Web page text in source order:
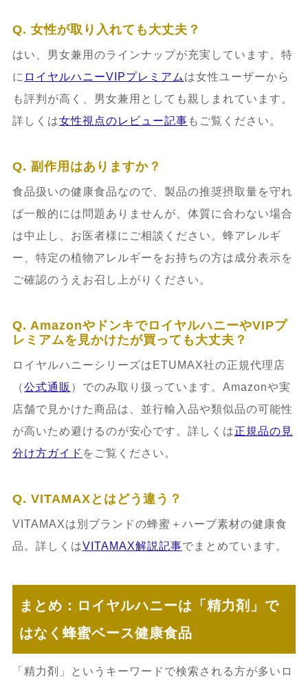
Q. 女性が取り入れても大丈夫？
はい、男女兼用のラインナップが充実しています。特
に ロイヤルハニーVIPプレミアム は女性ユーザーから
も評判が高く、男女兼用としても親しまれています。
詳しくは女性視点のレビュー記事 もご覧ください。
Q. 副作用はありますか？
食品扱いの健康食品なので、製品の推奨摂取量を守れ
ば一般的には問題ありませんが、体質に合わない場合
は中止し、お医者様にご相談ください。蜂アレルギ
ー、特定の植物アレルギーをお持ちの方は成分表示を
ご確認のうえお召し上がりください。
Q. AmazonやドンキでロイヤルハニーやVIPプ
レミアムを見かけたが買っても大丈夫？
ロイヤルハニーシリーズはETUMAX社の正規代理店
（公式通販 ）でのみ取り扱っています。Amazonや実
店舗で見かけた商品は、並行輸入品や類似品の可能性
が高いため避けるのが安心です。詳しくは正規品の見
分け方ガイド をご覧ください。
Q. VITAMAXとはどう違う？
VITAMAXは別ブランドの蜂蜜＋ハーブ素材の健康食
品。詳しくはVITAMAX解説記事でまとめています。
まとめ：ロイヤルハニーは「精力剤」で
はなく蜂蜜ベース健康食品
「精力剤」というキーワードで検索される方が多いロ